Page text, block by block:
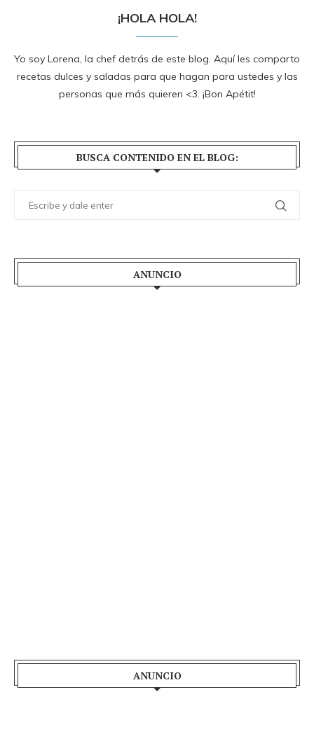
¡HOLA HOLA!
Yo soy Lorena, la chef detrás de este blog. Aquí les comparto
recetas dulces y saladas para que hagan para ustedes y las
personas que más quieren <3. ¡Bon Apétit!
BUSCA CONTENIDO EN EL BLOG:
ANUNCIO
ANUNCIO